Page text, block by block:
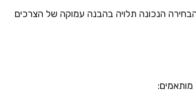
הנכונה תלויה בהבנה עמוקה של הצרכים